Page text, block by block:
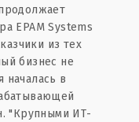
EPAM Systems
из тех
бизнес не
в
"Крупными ИТ-